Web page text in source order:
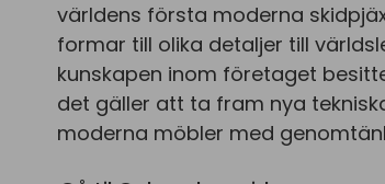
världens första moderna
formar till olika detaljer till
kunskapen inom företaget
det gäller att ta fram nya
moderna möbler med